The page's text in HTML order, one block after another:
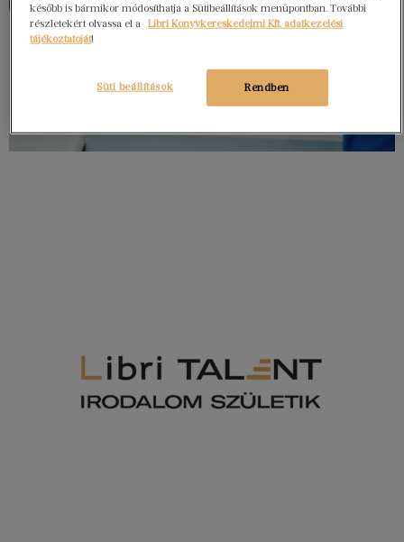
később is bármikor módosíthatja a Sütibeállítások menüpontban. További
részletekért olvassa el a
Libri Könyvkereskedelmi Kft. adatkezelési
tájékoztatóját!
Rendben
Süti beállítások